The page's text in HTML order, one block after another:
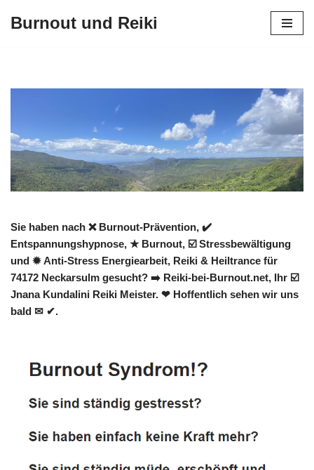
Burnout und Reiki
Sie haben nach ❌ Burnout-Prävention, ✔️
Entspannungshypnose, ★ Burnout, ☑️ Stressbewältigung
und ✹ Anti-Stress Energiearbeit, Reiki & Heiltrance für
74172 Neckarsulm gesucht? ➡️ Reiki-bei-Burnout.net, Ihr ☑️
Jnana Kundalini Reiki Meister. ❤ Hoffentlich sehen wir uns
bald ✉ ✔.